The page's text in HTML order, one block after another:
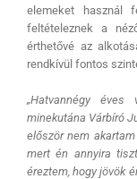
elemeket használ
feltételeznek a
érthetővé az
rendkívül fontos
„Hatvannégy
minekutána Várbíró
először nem
mert én annyira
éreztem, hogy jövök